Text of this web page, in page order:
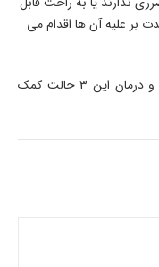
علیه آن ها اقدام می
بطور کلی متخصص ایمونولوژی به پیشگیری و درمان این 3 حالت کمک